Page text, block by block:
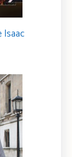
Isaac